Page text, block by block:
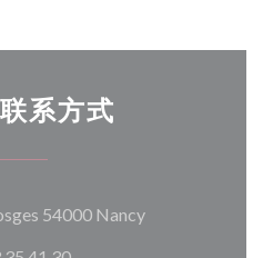
系方式
54000 Nancy((在新窗口中